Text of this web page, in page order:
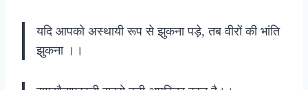
यदि आपको अस्थायी रूप से झुकना पड़े, तब वीरों की भांति
झुकना ।।